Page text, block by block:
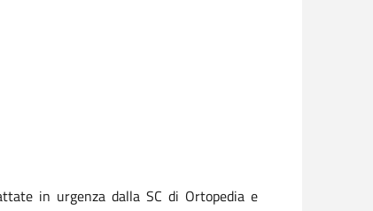
in urgenza dalla SC di Ortopedia e